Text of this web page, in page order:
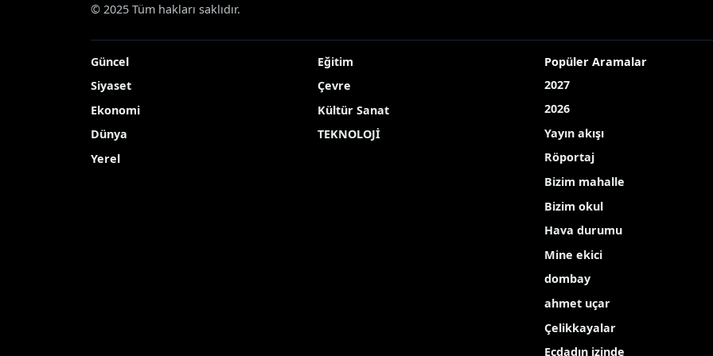
Haberler Haberde İnsan
Küçükçekmece’de Anneler Günü renkli
Yayınlanma Tarihi: 11.05.2026 11:44